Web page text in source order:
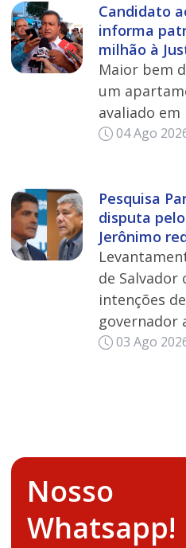
Candidato
informa
milhão à
Maior bem
um
avaliado em
04 Ago
Pesquisa
disputa
Jerônimo
de Salvador
intenções
governador
03 Ago
Nosso
Whatsapp!